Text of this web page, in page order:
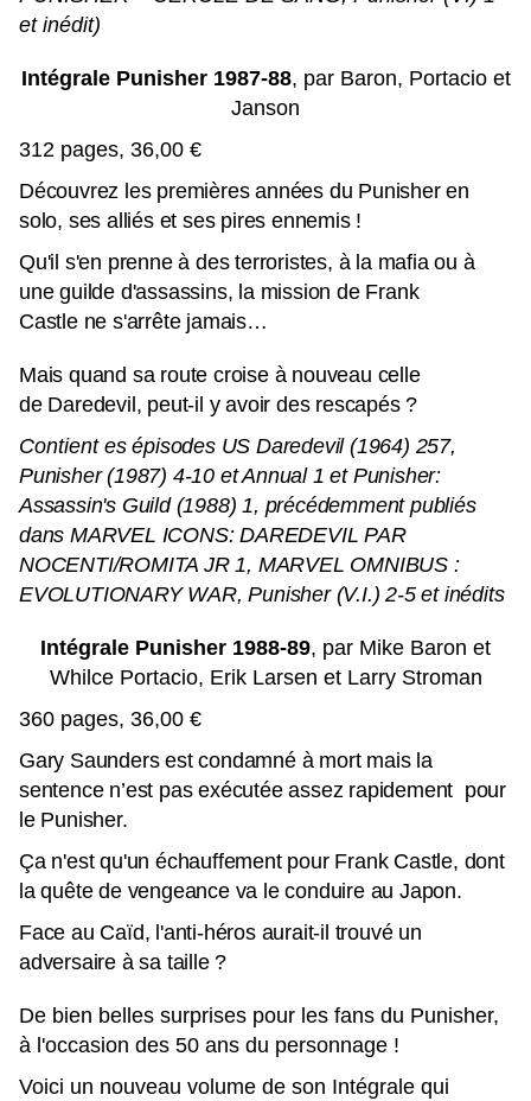
et inédit)
Intégrale Punisher 1987-88, par Baron, Portacio et
Janson
312 pages, 36,00 €
Découvrez les premières années du Punisher en
solo, ses alliés et ses pires ennemis !
Qu'il s'en prenne à des terroristes, à la mafia ou à
une guilde d'assassins, la mission de Frank
Castle ne s'arrête jamais…
Mais quand sa route croise à nouveau celle
de Daredevil, peut-il y avoir des rescapés ?
Contient es épisodes US Daredevil (1964) 257,
Punisher (1987) 4-10 et Annual 1 et Punisher:
Assassin's Guild (1988) 1, précédemment publiés
dans MARVEL ICONS: DAREDEVIL PAR
NOCENTI/ROMITA JR 1, MARVEL OMNIBUS :
EVOLUTIONARY WAR, Punisher (V.I.) 2-5 et inédits
Intégrale Punisher 1988-89, par Mike Baron et
Whilce Portacio, Erik Larsen et Larry Stroman
360 pages, 36,00 €
Gary Saunders est condamné à mort mais la
sentence n’est pas exécutée assez rapidement pour
le Punisher.
Ça n'est qu'un échauffement pour Frank Castle, dont
la quête de vengeance va le conduire au Japon.
Face au Caïd, l'anti-héros aurait-il trouvé un
adversaire à sa taille ?
De bien belles surprises pour les fans du Punisher,
à l'occasion des 50 ans du personnage !
Voici un nouveau volume de son Intégrale qui